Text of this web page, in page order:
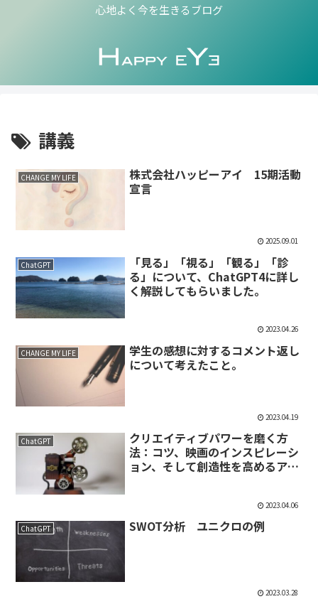
心地よく今を生きるブログ
講義
CHANGE MY LIFE
株式会社ハッピーアイ 15期活動
宣言
2025.09.01
ChatGPT
「見る」「視る」「観る」「診
る」について、ChatGPT4に詳し
く解説してもらいました。
2023.04.26
CHANGE MY LIFE
学生の感想に対するコメント返し
について考えたこと。
2023.04.19
ChatGPT
クリエイティブパワーを磨く方
法：コツ、映画のインスピレーシ
ョン、そして創造性を高めるアプ
2023.04.06
ChatGPT SWOT分析 ユニクロの例
2023.03.28